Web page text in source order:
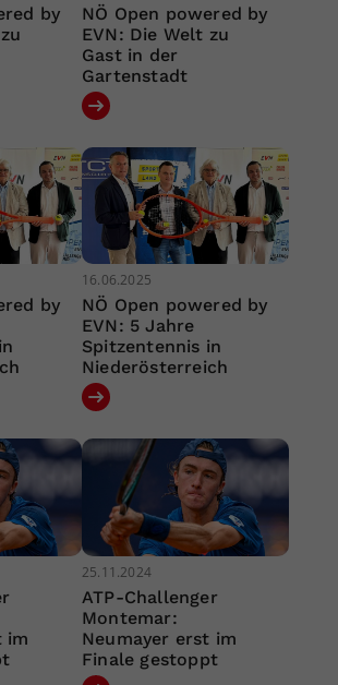
by
NÖ Open powered by
EVN: Die Welt zu
Gast in der
Gartenstadt
by
16.06.2025
NÖ Open powered by
EVN: 5 Jahre
Spitzentennis in
Niederösterreich
im
25.11.2024
ATP-Challenger
Montemar:
Neumayer erst im
Finale gestoppt